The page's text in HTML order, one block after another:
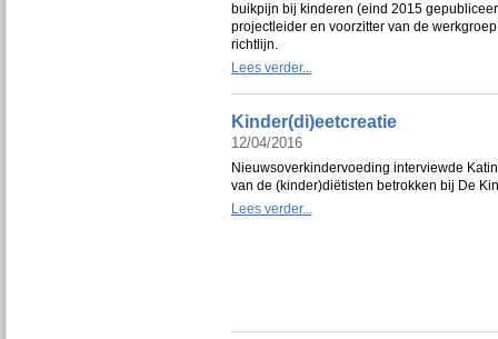
buikpijn bij kinderen (eind 2015
projectleider en voorzitter van de
richtlijn.
Lees verder...
Kinder(di)eetcreatie
12/04/2016
Nieuwsoverkindervoeding interviewde
van de (kinder)diëtisten betrokken bij De
Lees verder...